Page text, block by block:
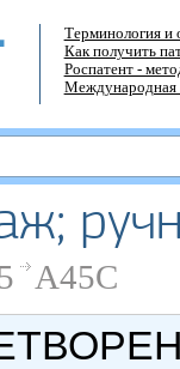
Терминология и
Как получить
Роспатент -
Международная
A45C